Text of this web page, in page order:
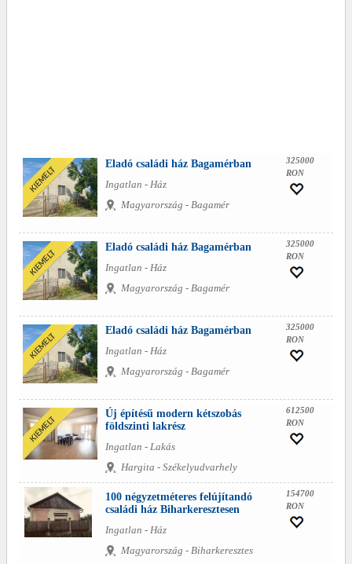
Eladó családi ház Bagamérban
Ingatlan - Ház
Magyarország - Bagamér
325000
RON
Eladó családi ház Bagamérban
Ingatlan - Ház
Magyarország - Bagamér
325000
RON
Eladó családi ház Bagamérban
Ingatlan - Ház
Magyarország - Bagamér
325000
RON
Új építésű modern kétszobás
földszinti lakrész
Ingatlan - Lakás
Hargita - Székelyudvarhely
612500
RON
100 négyzetméteres felújítandó
családi ház Biharkeresztesen
Ingatlan - Ház
Magyarország - Biharkeresztes
154700
RON